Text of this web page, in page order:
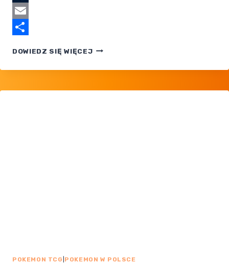
Tumblr
Email
DOWIEDZ SIĘ WIĘCEJPOKEMON
POCKET
I FLORAGATO
POKEMON TCG POKEMON W POLSCE